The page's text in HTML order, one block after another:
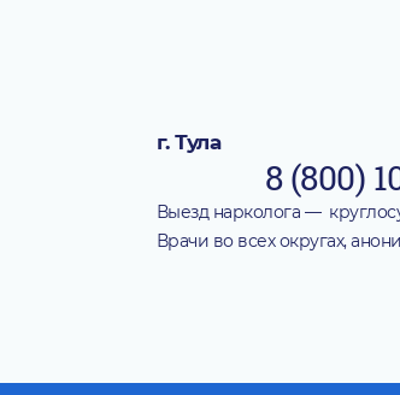
г. Тула
8 (800)
Выезд нарколога —
Врачи во всех округах,